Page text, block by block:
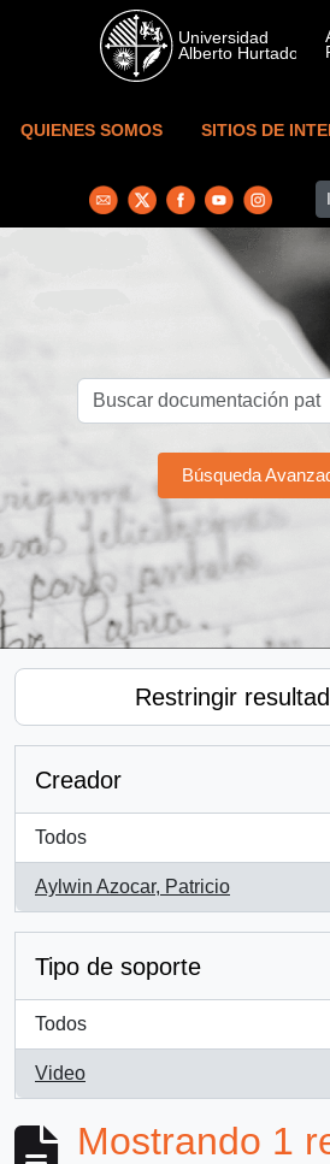
Skip to main content
QUIENES SOMOS SITIOS DE
Búsqueda
Restringir
Creador
Todos
Aylwin Azocar, Patricio
, 1 resultados
Tipo de soporte
Todos
Video
, 1 resultados
Mostrando 1